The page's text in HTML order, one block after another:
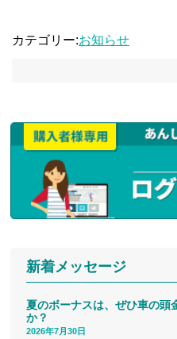
カテゴリー:お知らせ
新着メッセージ
夏のボーナスは、ぜひ車の頭
か？
2026年7月30日